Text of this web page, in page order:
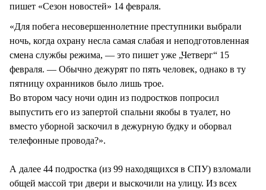
пишет «Сезон новостей» 14 февраля.
«Для побега несовершеннолетние преступники выбрали
ночь, когда охрану несла самая слабая и неподготовленная
смена службы режима, — это пишет уже „Четверг“ 15
февраля. — Обычно дежурят по пять человек, однако в ту
пятницу охранников было лишь трое.
Во втором часу ночи один из подростков попросил
выпустить его из запертой спальни якобы в туалет, но
вместо уборной заскочил в дежурную будку и оборвал
телефонные провода?».
А далее 44 подростка (из 99 находящихся в СПУ) взломали
общей массой три двери и выскочили на улицу. Из всех